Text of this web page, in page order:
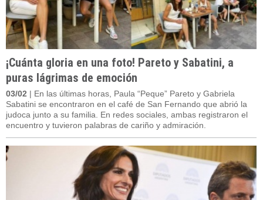
¡Cuánta gloria en una foto! Pareto y Sabatini, a
puras lágrimas de emoción
03/02 | En las últimas horas, Paula “Peque” Pareto y Gabriela
Sabatini se encontraron en el café de San Fernando que abrió la
judoca junto a su familia. En redes sociales, ambas registraron el
encuentro y tuvieron palabras de cariño y admiración.